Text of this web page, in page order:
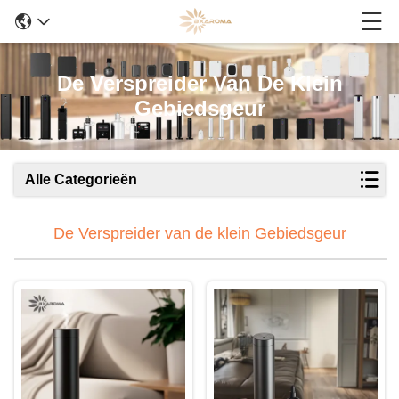
De Verspreider Van De Klein
Gebiedsgeur
Alle Categorieën
De Verspreider van de klein Gebiedsgeur